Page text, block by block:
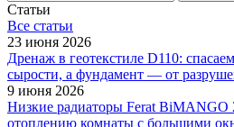
Статьи
Все cтатьи
23 июня 2026
Дренаж в геотекстиле D110:
сырости, а фундамент — от
9 июня 2026
Низкие радиаторы Ferat BiMANGO
отоплению комнаты с большими